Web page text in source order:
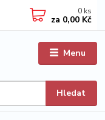
Menu
Hledat
0 ks
za 0,00 Kč